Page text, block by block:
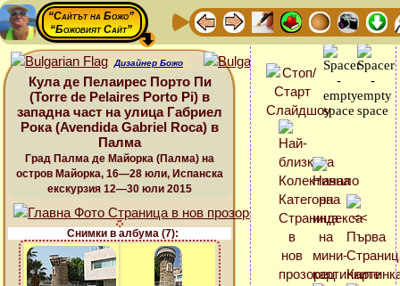
“Сайтът на Божо”
“Божовият Сайт”
Дизайнер Божо
Кула де Пелаирес Порто Пи
(Torre de Pelaires Porto Pi) в
западна част на улица Габриел
Рока (Avendida Gabriel Roca) в
Палма
Град Палма де Майорка (Палма) на
остров Майорка, 16—28 юли, Испанска
екскурзия 12—30 юли 2015
Снимки в албума (7):